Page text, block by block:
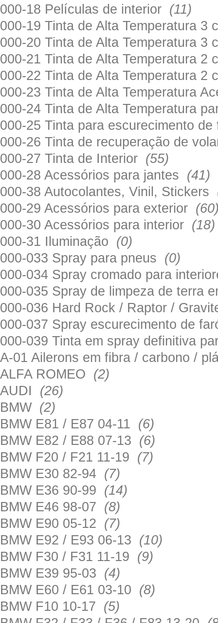
000-18 Películas de interior (11)
000-19 Tinta de Alta Temperatura
000-20 Tinta de Alta Temperatura
000-21 Tinta de Alta Temperatura
000-22 Tinta de Alta Temperatura
000-23 Tinta de Alta Temperatura
000-24 Tinta de Alta Temperatura
000-25 Tinta para escurecimento
000-26 Tinta de recuperação de
000-27 Tinta de Interior (55)
000-28 Acessórios para jantes (41)
000-38 Autocolantes, Vinil, Stickers
000-29 Acessórios para exterior
000-30 Acessórios para interior (18)
000-31 Iluminação (0)
000-033 Spray para pneus (0)
000-034 Spray cromado para
000-035 Spray de limpeza de terra
000-036 Hard Rock / Raptor /
000-037 Spray escurecimento de
000-039 Tinta em spray definitiva
A-01 Ailerons em fibra / carbono /
ALFA ROMEO (2)
AUDI (26)
BMW (2)
BMW E81 / E87 04-11 (6)
BMW E82 / E88 07-13 (6)
BMW F20 / F21 11-19 (7)
BMW E30 82-94 (7)
BMW E36 90-99 (14)
BMW E46 98-07 (8)
BMW E90 05-12 (7)
BMW E92 / E93 06-13 (10)
BMW F30 / F31 11-19 (9)
BMW E39 95-03 (4)
BMW E60 / E61 03-10 (8)
BMW F10 10-17 (5)